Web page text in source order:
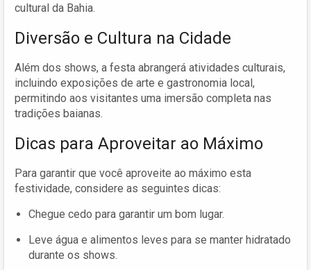
cultural da Bahia.
Diversão e Cultura na Cidade
Além dos shows, a festa abrangerá atividades culturais,
incluindo exposições de arte e gastronomia local,
permitindo aos visitantes uma imersão completa nas
tradições baianas.
Dicas para Aproveitar ao Máximo
Para garantir que você aproveite ao máximo esta
festividade, considere as seguintes dicas:
Chegue cedo para garantir um bom lugar.
Leve água e alimentos leves para se manter hidratado
durante os shows.